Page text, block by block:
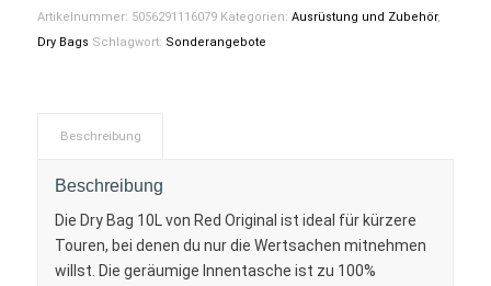
Artikelnummer: 5056291116079 Kategorien: Ausrüstung und Zubehör,
Dry Bags Schlagwort: Sonderangebote
Beschreibung
Beschreibung
Die Dry Bag 10L von Red Original ist ideal für kürzere
Touren, bei denen du nur die Wertsachen mitnehmen
willst. Die geräumige Innentasche ist zu 100%